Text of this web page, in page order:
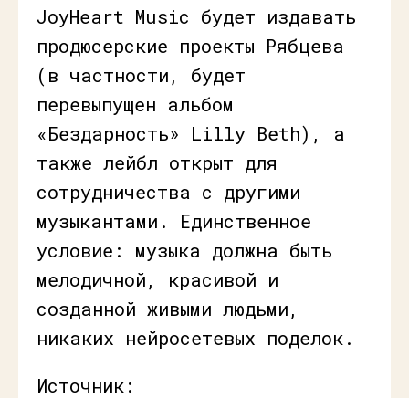
JoyHeart Music будет издавать
продюсерские проекты Рябцева
(в частности, будет
перевыпущен альбом
«Бездарность» Lilly Beth), а
также лейбл открыт для
сотрудничества с другими
музыкантами. Единственное
условие: музыка должна быть
мелодичной, красивой и
созданной живыми людьми,
никаких нейросетевых поделок.
Источник: